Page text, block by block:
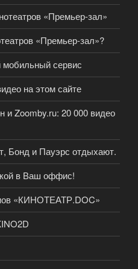
«Премьер-зал»
«Премьер-зал»?
сервис
на этом сайте
и Zoomby.ru: 20 000 видео
Бонд и Пауэрс отдыхают.
в Ваш оффис!
«КИНОТЕАТР.DOC»